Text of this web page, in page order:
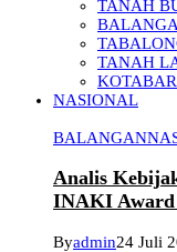
TANAH
TANAH
NASIONAL
BALANGAN
Analis
INAKI Award
Byadmin24 Juli